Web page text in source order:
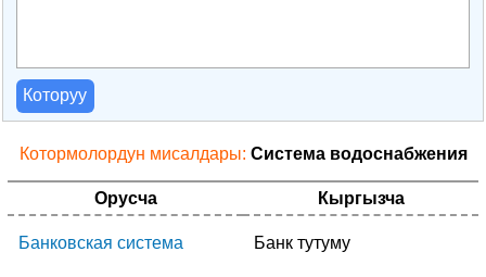
Которуу
Котормолордун мисалдары: Система водоснабжения
Орусча Кыргызча
Банковская система Банк тутуму